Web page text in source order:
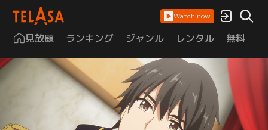
Watch now
見放題 ランキング ジャンル レンタル 無料